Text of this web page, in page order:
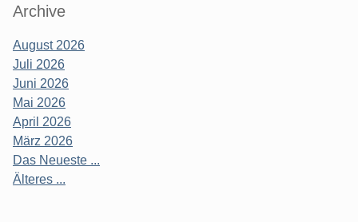
Archive
August 2026
Juli 2026
Juni 2026
Mai 2026
April 2026
März 2026
Das Neueste ...
Älteres ...